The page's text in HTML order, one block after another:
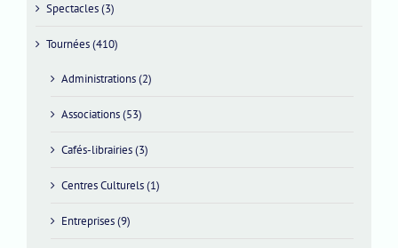
Spectacles (3)
Tournées (410)
Administrations (2)
Associations (53)
Cafés-librairies (3)
Centres Culturels (1)
Entreprises (9)